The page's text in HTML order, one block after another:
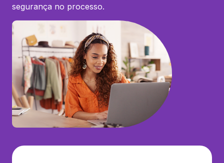
segurança no processo.